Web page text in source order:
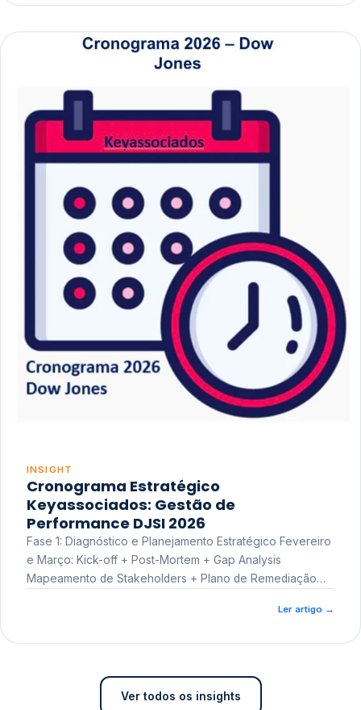
INSIGHT
Cronograma Estratégico
Keyassociados: Gestão de
Performance DJSI 2026
Fase 1: Diagnóstico e Planejamento Estratégico Fevereiro
e Março: Kick-off + Post-Mortem + Gap Analysis
Mapeamento de Stakeholders + Plano de Remediação
Ler artigo →
Ver todos os insights